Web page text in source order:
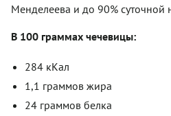
Менделеева и до 90%
В 100 граммах чечевицы:
284 кКал
1,1 граммов жира
24 граммов белка